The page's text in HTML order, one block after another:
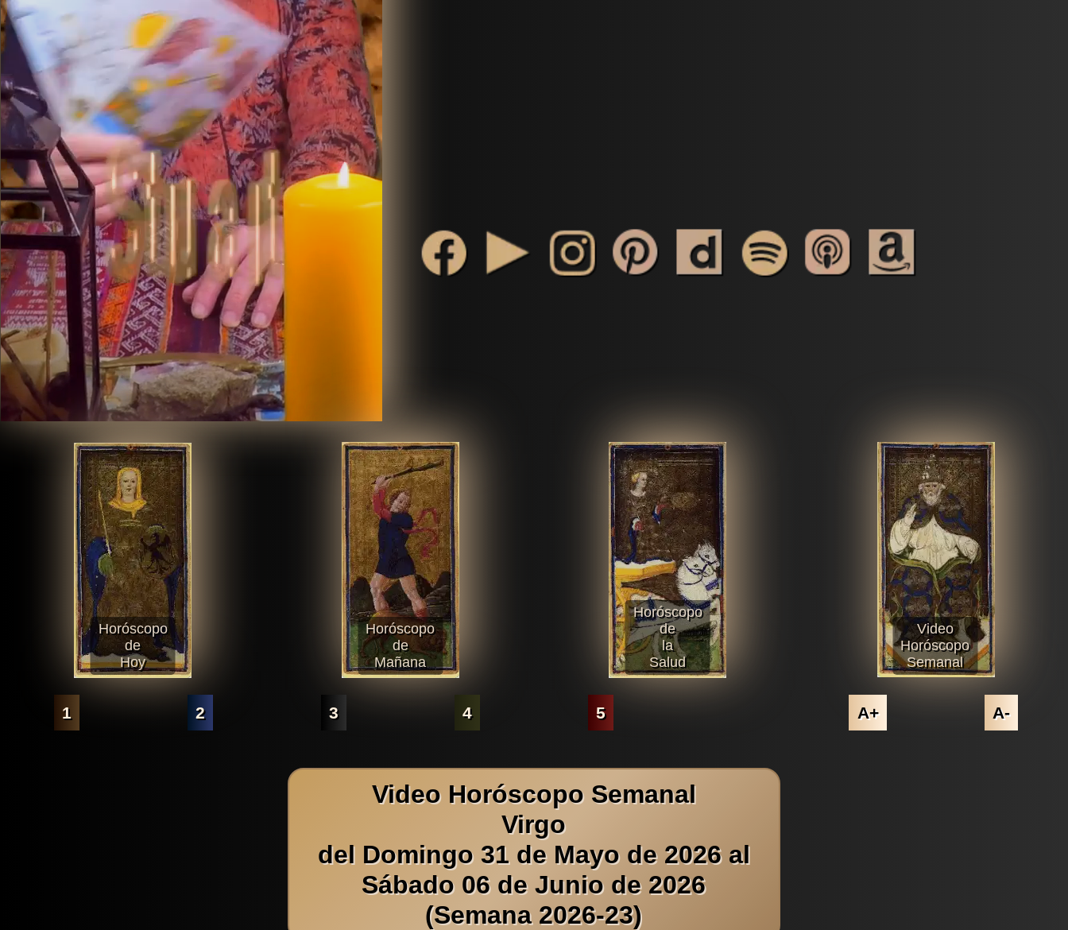
Horóscopo
de
Hoy
Horóscopo
de
Mañana
Horóscopo
de
la
Salud
Video
Horóscopo
Semanal
1 2 3 4 5 A+ A-
Video Horóscopo Semanal
Virgo
del Domingo 31 de Mayo de 2026 al
Sábado 06 de Junio de 2026
(Semana 2026-23)